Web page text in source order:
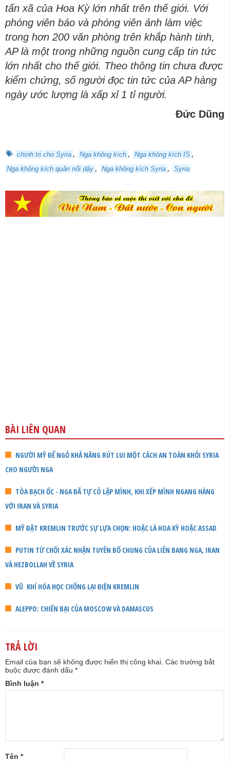
tấn xã của Hoa Kỳ lớn nhất trên thế giới. Với
phóng viên báo và phóng viên ảnh làm việc
trong hơn 200 văn phòng trên khắp hành tinh,
AP là một trong những nguồn cung cấp tin tức
lớn nhất cho thế giới. Theo thông tin chưa được
kiểm chứng, số người đọc tin tức của AP hàng
ngày ước lượng là xấp xỉ 1 tỉ người.
Đức Dũng
chính trị cho Syria , Nga không kích , Nga không kích IS ,
Nga không kích quân nổi dậy , Nga không kích Syria , Syria
BÀI LIÊN QUAN
NGƯỜI MỸ ĐỂ NGỎ KHẢ NĂNG RÚT LUI MỘT CÁCH AN TOÀN KHỎI SYRIA
CHO NGƯỜI NGA
TÒA BẠCH ỐC - NGA ĐÃ TỰ CÔ LẬP MÌNH, KHI XẾP MÌNH NGANG HÀNG
VỚI IRAN VÀ SYRIA
MỸ ĐẶT KREMLIN TRƯỚC SỰ LỰA CHỌN: HOẶC LÀ HOA KỲ HOẶC ASSAD
PUTIN TỪ CHỐI XÁC NHẬN TUYÊN BỐ CHUNG CỦA LIÊN BANG NGA, IRAN
VÀ HEZBOLLAH VỀ SYRIA
VŨ KHÍ HÓA HỌC CHỐNG LẠI ĐIỆN KREMLIN
ALEPPO: CHIẾN BẠI CỦA MOSCOW VÀ DAMASCUS
TRẢ LỜI
Email của bạn sẽ không được hiển thị công khai. Các trường bắt
buộc được đánh dấu *
Bình luận *
Tên *